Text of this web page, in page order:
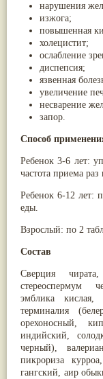
нарушения
изжога;
повышенная
холецистит;
ослабление
диспепсия;
язвенная
увеличение
несварение
запор.
Способ
Ребенок 3-6 лет:
частота приема
Ребенок 6-12 лет:
еды.
Взрослый: по 2
Состав
Сверция
стереоспермум
эмблика
терминалия
орехоносный,
индийский,
черный),
пикрориза
гангский, аир